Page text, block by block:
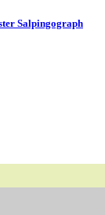
Salpingograph